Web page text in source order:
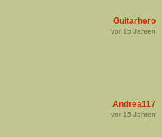
Guitarhero
vor 15 Jahren
Andrea117
vor 15 Jahren